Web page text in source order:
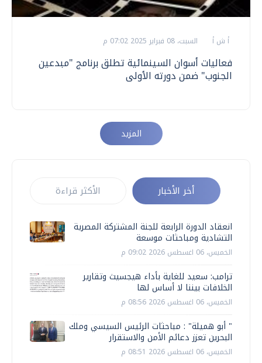
أ ش أ السبت، 08 فبراير 2025 07:02 م
فعاليات أسوان السينمائية تطلق برنامج "مبدعين
الجنوب" ضمن دورته الأولى
المزيد
أخر الأخبار الأكثر قراءة
انعقاد الدورة الرابعة للجنة المشتركة المصرية
التشادية ومباحثات موسعة
الخميس، 06 اغسطس 2026 09:02 م
ترامب: سعيد للغاية بأداء هيجسيث وتقارير
الخلافات بيننا لا أساس لها
الخميس، 06 اغسطس 2026 08:56 م
" أبو هميلة" : مباحثات الرئيس السيسي وملك
البحرين تعزز دعائم الأمن والاستقرار
الخميس، 06 اغسطس 2026 08:51 م